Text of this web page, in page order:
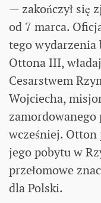
— zakończył się
od 7 marca.
tego wydarzenia
Ottona III,
Cesarstwem
Wojciecha,
wcześniej. Otton
jego pobytu w
przełomowe
dla Polski.